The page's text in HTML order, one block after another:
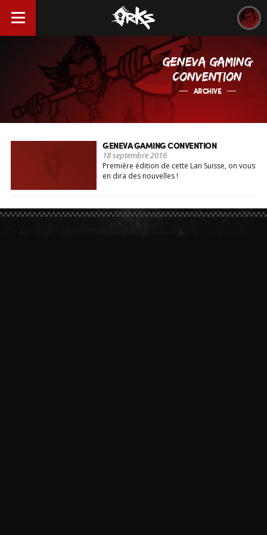
GENEVA GAMING
CONVENTION
ARCHIVE
GENEVA GAMING CONVENTION
18 septembre 2016
Première édition de cette Lan Suisse, on vous
en dira des nouvelles !